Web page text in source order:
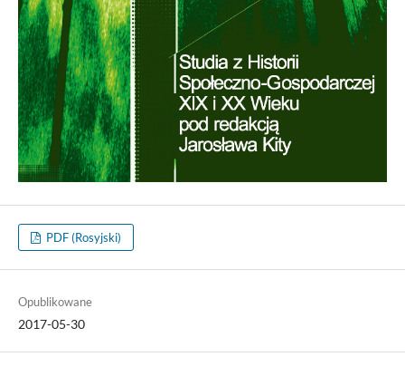
PDF (Rosyjski)
Opublikowane
2017-05-30